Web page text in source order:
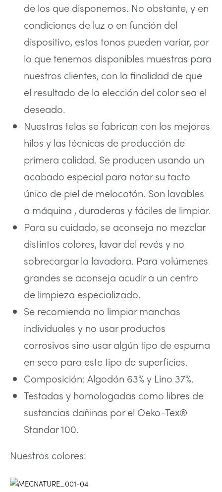
de los que disponemos. No obstante, y en
condiciones de luz o en función del
dispositivo, estos tonos pueden variar, por
lo que tenemos disponibles muestras para
nuestros clientes, con la finalidad de que
el resultado de la elección del color sea el
deseado.
Nuestras telas se fabrican con los mejores
hilos y las técnicas de producción de
primera calidad. Se producen usando un
acabado especial para notar su tacto
único de piel de melocotón. Son lavables
a máquina , duraderas y fáciles de limpiar.
Para su cuidado, se aconseja no mezclar
distintos colores, lavar del revés y no
sobrecargar la lavadora. Para volúmenes
grandes se aconseja acudir a un centro
de limpieza especializado.
Se recomienda no limpiar manchas
individuales y no usar productos
corrosivos sino usar algún tipo de espuma
en seco para este tipo de superficies.
Composición: Algodón 63% y Lino 37%.
Testadas y homologadas como libres de
sustancias dañinas por el Oeko-Tex®
Standar 100.
Nuestros colores: